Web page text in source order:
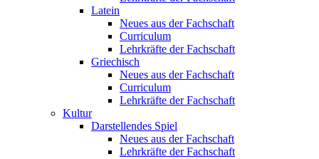
Latein
Neues aus der Fachschaft
Curriculum
Lehrkräfte der Fachschaft
Griechisch
Neues aus der Fachschaft
Curriculum
Lehrkräfte der Fachschaft
Kultur
Darstellendes Spiel
Neues aus der Fachschaft
Lehrkräfte der Fachschaft